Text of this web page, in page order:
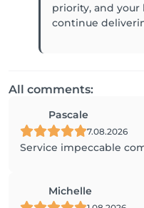
priority, and
continue
All comments:
Pascale
7.08.2026
Service impeccable
Michelle